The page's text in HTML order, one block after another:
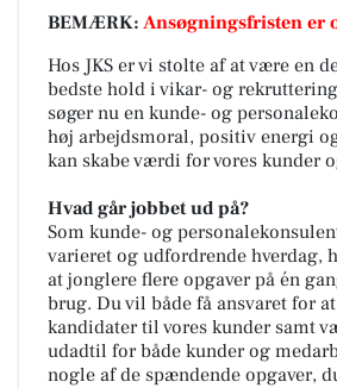
BEMÆRK: Ansøgningsfristen er
Hos JKS er vi stolte af at være en
bedste hold i vikar- og
søger nu en kunde- og
høj arbejdsmoral, positiv energi
kan skabe værdi for vores kunder
Hvad går jobbet ud på?
Som kunde- og
varieret og udfordrende hverdag,
at jonglere flere opgaver på én
brug. Du vil både få ansvaret for
kandidater til vores kunder samt
udadtil for både kunder og
nogle af de spændende opgaver,